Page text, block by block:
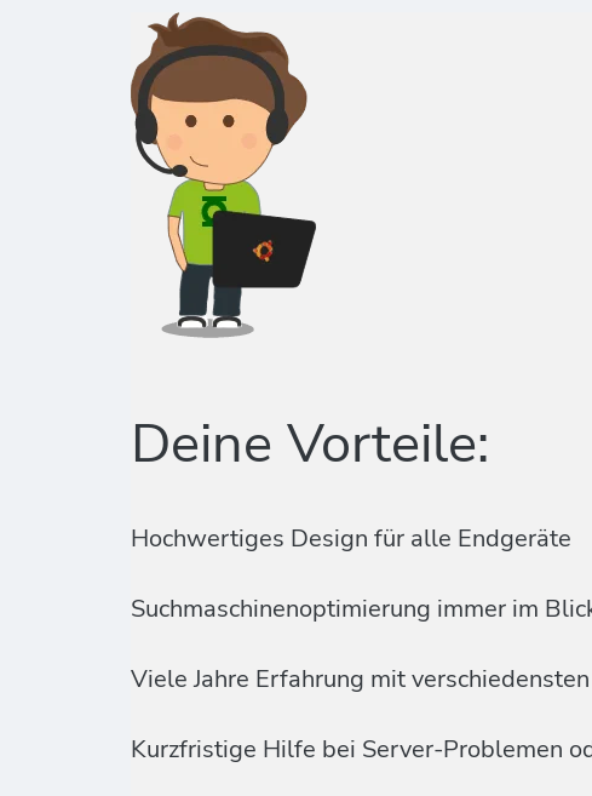
Deine Vorteile:
Hochwertiges Design für alle Endgeräte
Suchmaschinenoptimierung immer im
Viele Jahre Erfahrung mit
Kurzfristige Hilfe bei Server-Problemen